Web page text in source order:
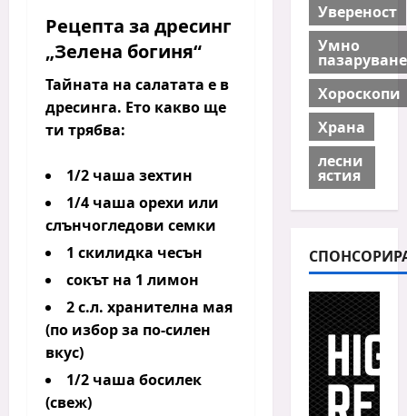
Рецепта за дресинг
„Зелена богиня“
Тайната на салатата е в
дресинга. Ето какво ще
ти трябва:
1/2 чаша зехтин
1/4 чаша орехи или
слънчогледови семки
1 скилидка чесън
сокът на 1 лимон
2 с.л. хранителна мая
(по избор за по-силен
вкус)
1/2 чаша босилек
(свеж)
Увереност
Умно
пазаруване
Хороскопи
Храна
лесни
ястия